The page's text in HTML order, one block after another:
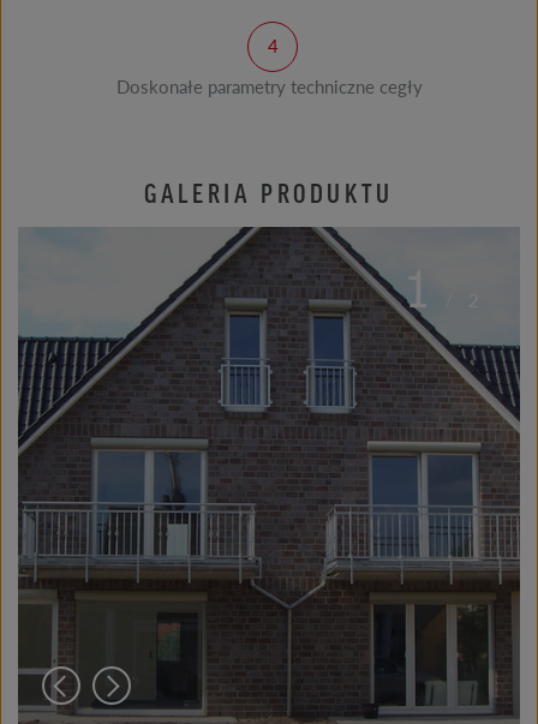
Doskonałe parametry techniczne cegły
GALERIA PRODUKTU
1